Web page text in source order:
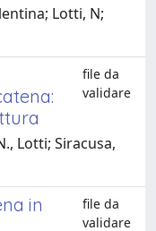
Lotti, N;
file da
validare
Lotti; Siracusa,
in
file da
validare